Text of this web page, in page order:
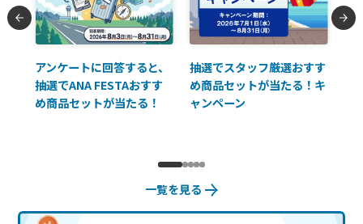
アンケートに回答すると、
抽選でANA FESTAおすす
め商品セットが当たる！
抽選でスタッフ厳選おすす
め商品セットが当たる！キ
ャンペーン
一覧を見る